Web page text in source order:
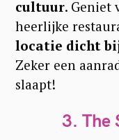
cultuur. Geniet
heerlijke
locatie dicht
Zeker een
slaapt!
3. The